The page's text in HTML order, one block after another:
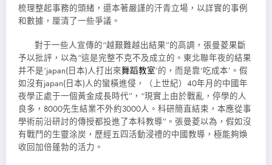
梳理整起事務的頭緒，還本著嚴謹的汗青立場，以詳實的事例
和數據，厘清了一些爭議。
對于一些人宣傳的“越艱難越出結果”的高調，張曼菱果斷
予以批評，以為“這是完整不克不及成立的。東北聯年夜的結果
并不是‘japan(日本)人打出來舞蹈教室’的，而是靠‘吃成本’。假
如沒有japan(日本)人的蠻橫進侵，（上世紀）40年月的中國年
夜學正處于一個黃金成長時代”，“現實上由於戰亂，停學的人
良多，8000先生結業不外約3000人。科研簡直結束，本應從事
學術前沿研討的傳授都投進了本科教導”。張曼菱以為，假如沒
有戰鬥的生靈涂炭，歷經五四活動浸禮的中國教導，極能夠煥
收回加倍蓬勃的活力。